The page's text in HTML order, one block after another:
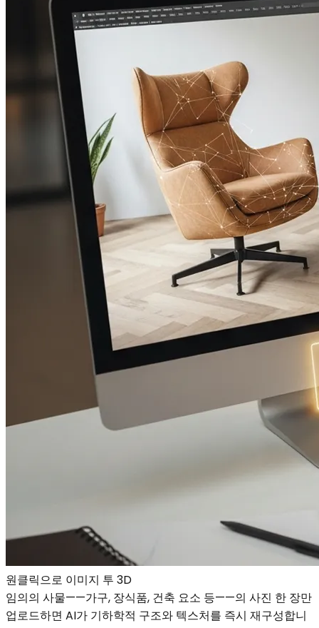
원클릭으로 이미지 투 3D
임의의 사물——가구, 장식품, 건축 요소 등——의 사진 한 장만
업로드하면 AI가 기하학적 구조와 텍스처를 즉시 재구성합니